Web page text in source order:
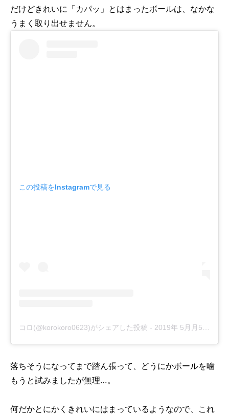
だけどきれいに「カパッ」とはまったボールは、なかな
うまく取り出せません。
この投稿をInstagramで見る
コロ(@korokoro0623)がシェアした投稿 - 2019年 5月月5日午前6時12分PDT
落ちそうになってまで踏ん張って、どうにかボールを噛
もうと試みましたが無理…。
何だかとにかくきれいにはまっているようなので、これ